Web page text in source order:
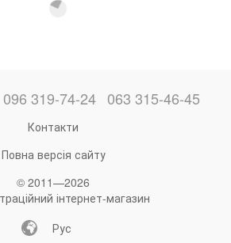
096 319-74-24 063 315-46-45
Контакти
Повна версія сайту
© 2011—2026
інтернет-магазин
Рус